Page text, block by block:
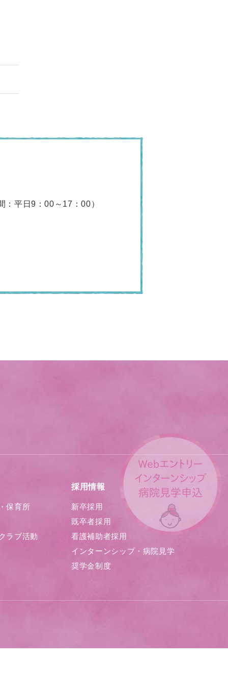
：平日9：00～17：00）
保育所
ラブ活動
採用情報
新卒採用
既卒者採用
看護補助者採用
インターンシップ・病院見学
奨学金制度